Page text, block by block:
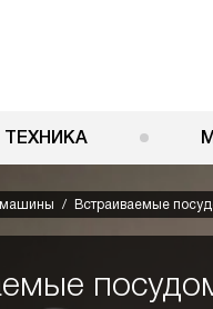
Встраиваемые